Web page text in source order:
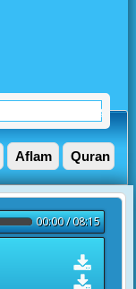
Aflam Quran